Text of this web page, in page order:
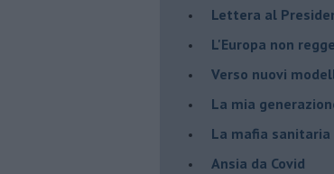
Lettera al
L'Europa non
Verso nuovi
​La mia
​La mafia
Ansia da Covid